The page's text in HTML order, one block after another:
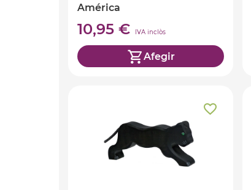
América
10,95 € IVA inclòs
Afegir